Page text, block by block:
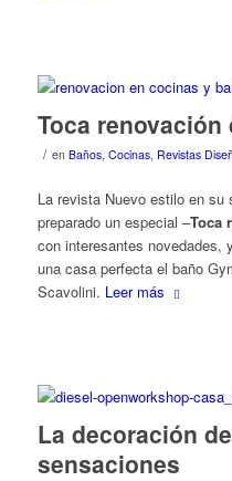
Toca
/ en Baños, Cocinas, Revistas
La revista Nuevo estilo en
preparado un especial –Toca
con interesantes novedades,
una casa perfecta el baño
Scavolini. Leer más
La decoración
sensaciones